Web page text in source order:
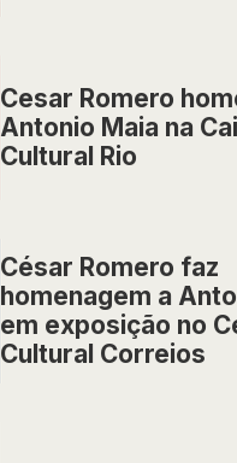
Cesar Romero
Antonio Maia na
Cultural Rio
César Romero faz
homenagem a
em exposição no
Cultural Correios